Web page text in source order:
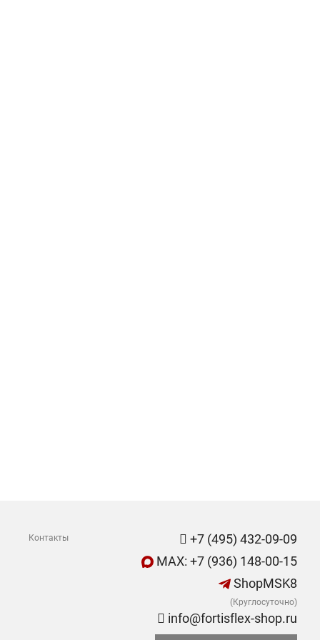
Контакты
+7 (495) 432-09-09
MAX: +7 (936) 148-00-15
ShopMSK8
(Круглосуточно)
info@fortisflex-shop.ru